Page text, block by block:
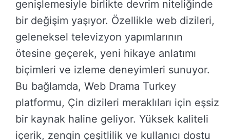
genişlemesiyle birlikte devrim niteliğinde
bir değişim yaşıyor. Özellikle web dizileri,
geleneksel televizyon yapımlarının
ötesine geçerek, yeni hikaye anlatımı
biçimleri ve izleme deneyimleri sunuyor.
Bu bağlamda, Web Drama Turkey
platformu, Çin dizileri meraklıları için eşsiz
bir kaynak haline geliyor. Yüksek kaliteli
içerik, zengin çeşitlilik ve kullanıcı dostu